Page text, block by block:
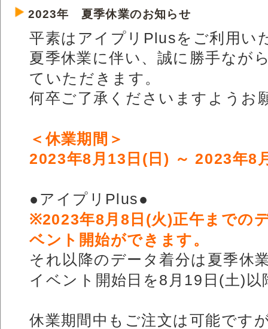
2023年 夏季休業のお知らせ
平素はアイプリPlusをご利用い
夏季休業に伴い、誠に勝手なが
ていただきます。
何卒ご了承くださいますようお
＜休業期間＞
2023年8月13日(日) ～ 2023年8
●アイプリPlus●
※2023年8月8日(火)正午までの
ベント開始ができます。
それ以降のデータ着分は夏季休
イベント開始日を8月19日(土)
休業期間中もご注文は可能です